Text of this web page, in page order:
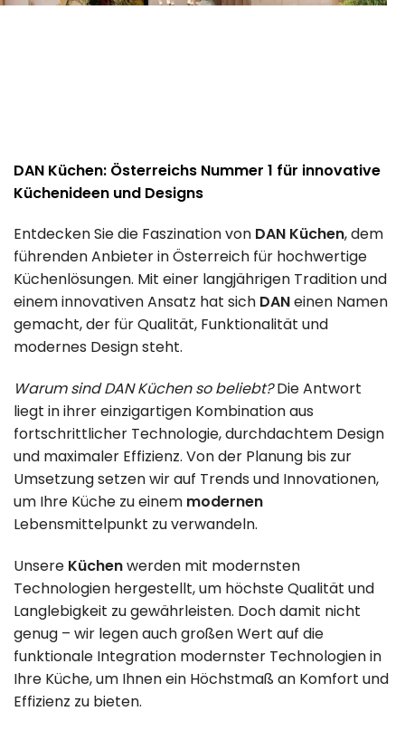
DAN Küchen: Österreichs Nummer 1 für innovative
Küchenideen und Designs
Entdecken Sie die Faszination von DAN Küchen, dem
führenden Anbieter in Österreich für hochwertige
Küchenlösungen. Mit einer langjährigen Tradition und
einem innovativen Ansatz hat sich DANeinen Namen
gemacht, der für Qualität, Funktionalität und
modernes Design steht.
Warum sind DAN Küchen so beliebt?Die Antwort
liegt in ihrer einzigartigen Kombination aus
fortschrittlicher Technologie, durchdachtem Design
und maximaler Effizienz. Von der Planung bis zur
Umsetzung setzen wir auf Trends und Innovationen,
um Ihre Küche zu einem modernen
Lebensmittelpunkt zu verwandeln.
Unsere Küchenwerden mit modernsten
Technologien hergestellt, um höchste Qualität und
Langlebigkeit zu gewährleisten. Doch damit nicht
genug – wir legen auch großen Wert auf die
funktionale Integration modernster Technologien in
Ihre Küche, um Ihnen ein Höchstmaß an Komfort und
Effizienz zu bieten.